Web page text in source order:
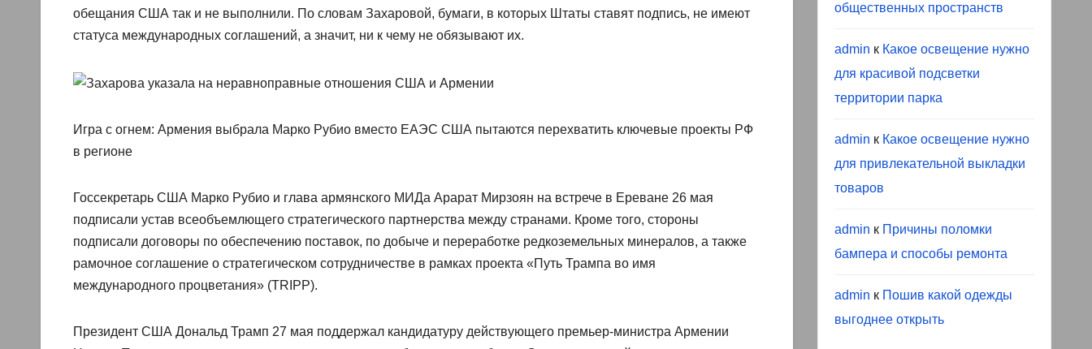
обещания США так и не выполнили. По словам Захаровой, бумаги, в которых Штаты ставят подпись, не имеют
статуса международных соглашений, а значит, ни к чему не обязывают их.
Игра с огнем: Армения выбрала Марко Рубио вместо ЕАЭС США пытаются перехватить ключевые проекты РФ
в регионе
Госсекретарь США Марко Рубио и глава армянского МИДа Арарат Мирзоян на встрече в Ереване 26 мая
подписали устав всеобъемлющего стратегического партнерства между странами. Кроме того, стороны
подписали договоры по обеспечению поставок, по добыче и переработке редкоземельных минералов, а также
рамочное соглашение о стратегическом сотрудничестве в рамках проекта «Путь Трампа во имя
международного процветания» (TRIPP).
Президент США Дональд Трамп 27 мая поддержал кандидатуру действующего премьер-министра Армении
общественных пространств
admin к Какое освещение нужно
для красивой подсветки
территории парка
admin к Какое освещение нужно
для привлекательной выкладки
товаров
admin к Причины поломки
бампера и способы ремонта
admin к Пошив какой одежды
выгоднее открыть